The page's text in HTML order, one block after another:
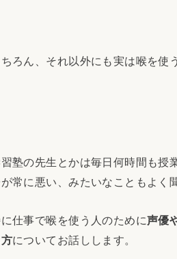
ろん、それ以外にも実は喉を使
塾の先生とかは毎日何時間も授
常に悪い、みたいなこともよく
仕事で喉を使う人のために声優
についてお話しします。